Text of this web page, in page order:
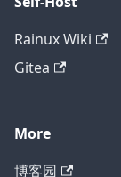
Rainux Wiki
Gitea
More
博客园